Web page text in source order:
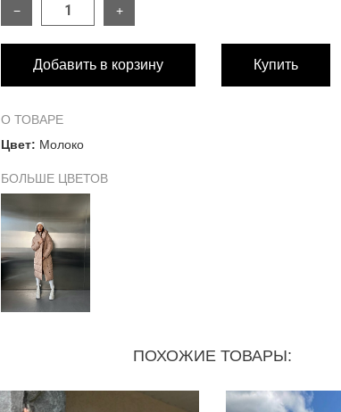
Длина изделия
− +
Добавить в корзину Купить
О ТОВАРЕ
Цвет: Молоко
БОЛЬШЕ ЦВЕТОВ
ПОХОЖИЕ ТОВАРЫ: